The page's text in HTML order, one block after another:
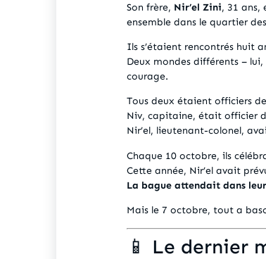
Son frère, Nir’el Zini, 31 ans,
ensemble dans le quartier
Ils s’étaient rencontrés huit
Deux mondes différents –
courage.
Tous deux étaient officiers
Niv, capitaine, était officier
Nir’el, lieutenant-colonel,
Chaque 10 octobre, ils
Cette année, Nir’el avait
La bague attendait dans
Mais le 7 octobre, tout a
📱 Le dernier